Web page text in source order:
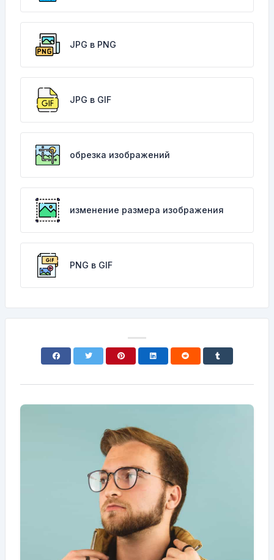
JPG в PNG
JPG в GIF
обрезка изображений
изменение размера изображения
PNG в GIF